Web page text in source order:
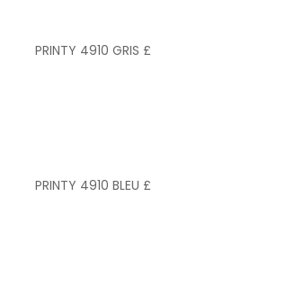
PRINTY 4910 GRIS £
PRINTY 4910 BLEU £